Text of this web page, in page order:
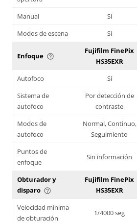
Manual
Sí
Modos de escena
Sí
Enfoque help_outline
Fujifilm FinePix
HS35EXR
Autofoco
Sí
Sistema de
autofoco
Por detección de
contraste
Modos de
autofoco
Normal, Continuo,
Seguimiento
Puntos de
enfoque
Sin información
Obturador y
disparo help_outline
Fujifilm FinePix
HS35EXR
Velocidad mínima
de obturación
1/4000 seg